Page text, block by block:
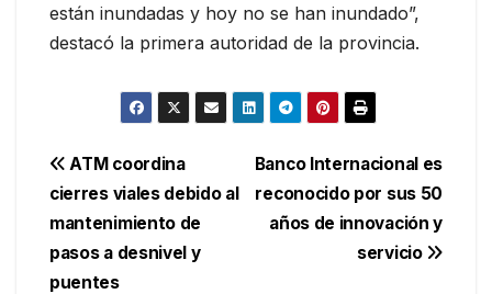
están inundadas y hoy no se han inundado”,
destacó la primera autoridad de la provincia.
Navegación
de
entradas
Banco Internacional es
reconocido por sus 50
años de innovación y
servicio
ATM coordina
cierres viales debido al
mantenimiento de
pasos a desnivel y
puentes